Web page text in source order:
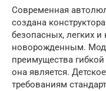
Современная
создана
безопасных, легких
новорожденным.
преимущества
она является.
требованиям